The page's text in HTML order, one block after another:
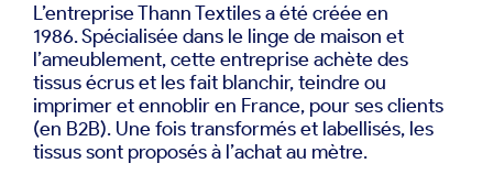
L’entreprise Thann Textiles a été créée en
1986. Spécialisée dans le linge de maison et
l’ameublement, cette entreprise achète des
tissus écrus et les fait blanchir, teindre ou
imprimer et ennoblir en France, pour ses clients
(en B2B). Une fois transformés et labellisés, les
tissus sont proposés à l’achat au mètre.